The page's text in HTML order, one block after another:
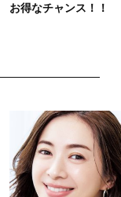
お得なチャンス！！